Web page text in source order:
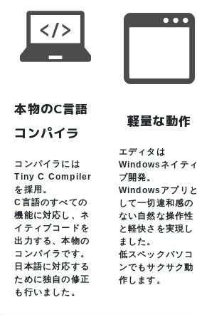
本物のC言語
コンパイラ
コンパイラには
Tiny C Compiler
を採用。
C言語のすべての
機能に対応し、ネ
イティブコードを
出力する、本物の
コンパイラです。
日本語に対応する
ために独自の修正
も行いました。
軽量な動作
エディタは
Windowsネイティ
ブ開発。
Windowsアプリと
して一切違和感の
ない自然な操作性
と軽快さを実現し
ました。
低スペックパソコ
ンでもサクサク動
作します。